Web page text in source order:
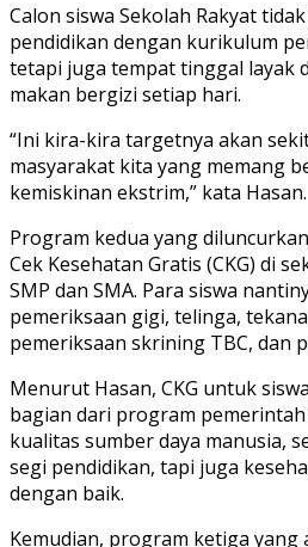
Calon siswa Sekolah Rakyat
pendidikan dengan kurikulum
tetapi juga tempat tinggal layak
makan bergizi setiap hari.
“Ini kira-kira targetnya akan
masyarakat kita yang memang
kemiskinan ekstrim,” kata Hasan.
Program kedua yang
Cek Kesehatan Gratis (CKG) di
SMP dan SMA. Para siswa
pemeriksaan gigi, telinga,
pemeriksaan skrining TBC, dan
Menurut Hasan, CKG untuk
bagian dari program
kualitas sumber daya manusia,
segi pendidikan, tapi juga
dengan baik.
Kemudian, program ketiga yang